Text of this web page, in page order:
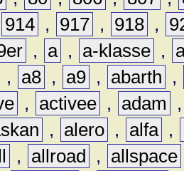
914 , 917 , 918 ,
, a , a-klasse ,
, a8 , a9 , abarth
,
, activee , adam
, alero , alfa ,
, allroad , allspace